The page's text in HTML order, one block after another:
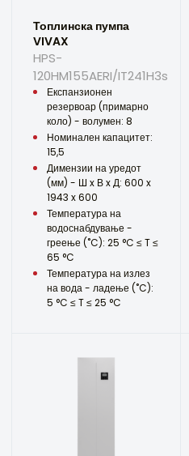
Топлинска пумпа
VIVAX
HPS-
120HM155AERI/IT241H3s
Експанзионен
резервоар (примарно
коло) - волумен: 8
Номинален капацитет:
15,5
Димензии на уредот
(мм) - Ш x В x Д: 600 x
1943 x 600
Температура на
водоснабдување -
греење (˚C): 25 °C ≤ T ≤
65 °C
Температура на излез
на вода - ладење (˚C):
5 °C ≤ T ≤ 25 °C